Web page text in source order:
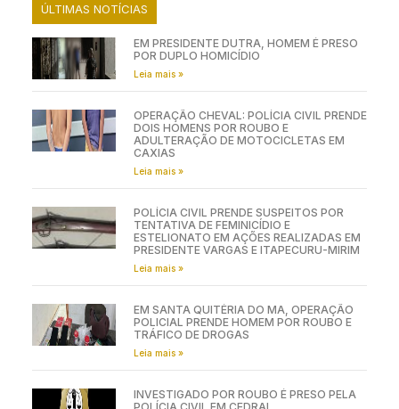
ÚLTIMAS NOTÍCIAS
EM PRESIDENTE DUTRA, HOMEM É PRESO
POR DUPLO HOMICÍDIO
Leia mais »
OPERAÇÃO CHEVAL: POLÍCIA CIVIL PRENDE
DOIS HOMENS POR ROUBO E
ADULTERAÇÃO DE MOTOCICLETAS EM
CAXIAS
Leia mais »
POLÍCIA CIVIL PRENDE SUSPEITOS POR
TENTATIVA DE FEMINICÍDIO E
ESTELIONATO EM AÇÕES REALIZADAS EM
PRESIDENTE VARGAS E ITAPECURU-MIRIM
Leia mais »
EM SANTA QUITÉRIA DO MA, OPERAÇÃO
POLICIAL PRENDE HOMEM POR ROUBO E
TRÁFICO DE DROGAS
Leia mais »
INVESTIGADO POR ROUBO É PRESO PELA